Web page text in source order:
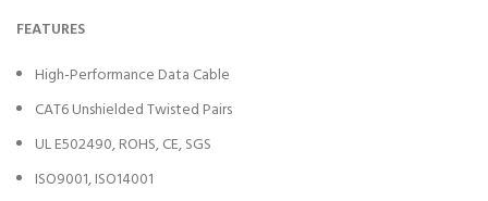
FEATURES
High-Performance Data Cable
CAT6 Unshielded Twisted Pairs
UL E502490, ROHS, CE, SGS
ISO9001, ISO14001